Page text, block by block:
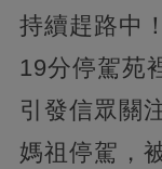
持續趕路中
19分停駕苑
引發信眾關
媽祖停駕，